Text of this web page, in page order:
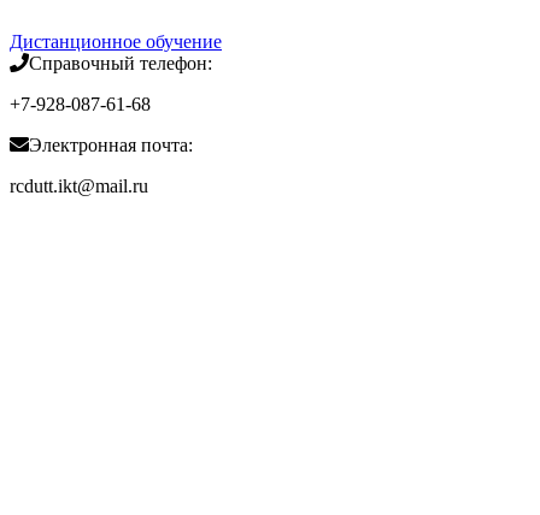
Дистанционное обучение
Справочный телефон:
+7-928-087-61-68
Электронная почта:
rcdutt.ikt@mail.ru